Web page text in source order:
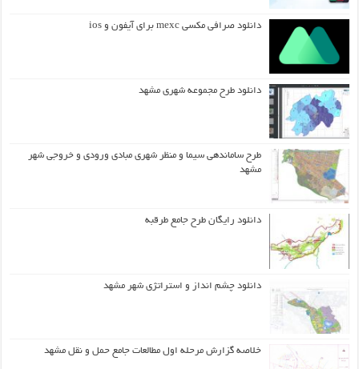
دانلود صرافی مکسی mexc برای آیفون و ios
دانلود طرح مجموعه شهری مشهد
طرح ساماندهی سیما و منظر شهری مبادی ورودی و خروجی شهر
مشهد
دانلود رایگان طرح جامع طرقبه
دانلود چشم انداز و استراتژی شهر مشهد
خلاصه گزارش مرحله اول مطالعات جامع حمل و نقل مشهد